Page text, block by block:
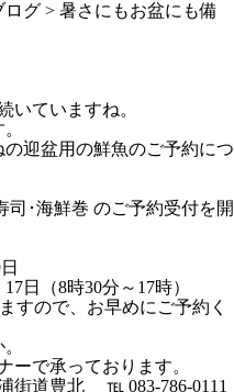
ログ > 暑さにもお盆にも備
いていますね。
迎盆用の鮮魚のご予約につ
司･海鮮巻 のご予約受付を開
日（8時30分～17時）
すので、お早めにご予約く
ーで承っております。
街道豊北 ℡ 083-786-0111